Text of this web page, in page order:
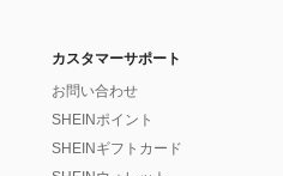
カスタマーサポート
お問い合わせ
SHEINポイント
SHEINギフトカード